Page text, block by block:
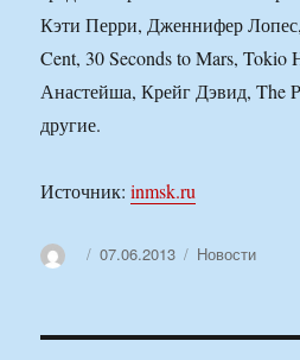
Кэти Перри, Дженнифер
Cent, 30 Seconds to Mars, Tokio
Анастейша, Крейг Дэвид, The
другие.
Источник:inmsk.ru
АвторОпубликовано
07.06.2013 Рубрики
Новости